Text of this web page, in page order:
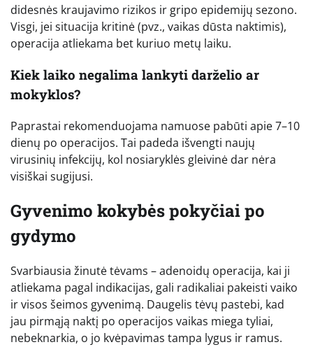
didesnės kraujavimo rizikos ir gripo epidemijų sezono.
Visgi, jei situacija kritinė (pvz., vaikas dūsta naktimis),
operacija atliekama bet kuriuo metų laiku.
Kiek laiko negalima lankyti darželio ar
mokyklos?
Paprastai rekomenduojama namuose pabūti apie 7–10
dienų po operacijos. Tai padeda išvengti naujų
virusinių infekcijų, kol nosiaryklės gleivinė dar nėra
visiškai sugijusi.
Gyvenimo kokybės pokyčiai po
gydymo
Svarbiausia žinutė tėvams – adenoidų operacija, kai ji
atliekama pagal indikacijas, gali radikaliai pakeisti vaiko
ir visos šeimos gyvenimą. Daugelis tėvų pastebi, kad
jau pirmąją naktį po operacijos vaikas miega tyliai,
nebeknarkia, o jo kvėpavimas tampa lygus ir ramus.